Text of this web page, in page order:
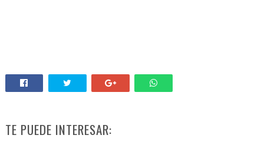
TE PUEDE INTERESAR: